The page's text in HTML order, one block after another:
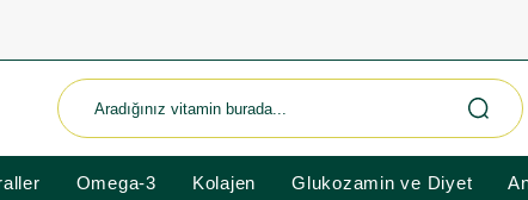
Omega-3 Kolajen Glukozamin ve Diyet